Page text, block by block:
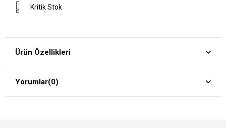
Kritik Stok
Ürün Özellikleri
Yorumlar(0)